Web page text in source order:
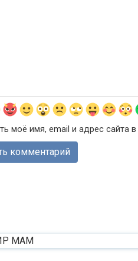
моё имя, email и адрес сайта
МАМ